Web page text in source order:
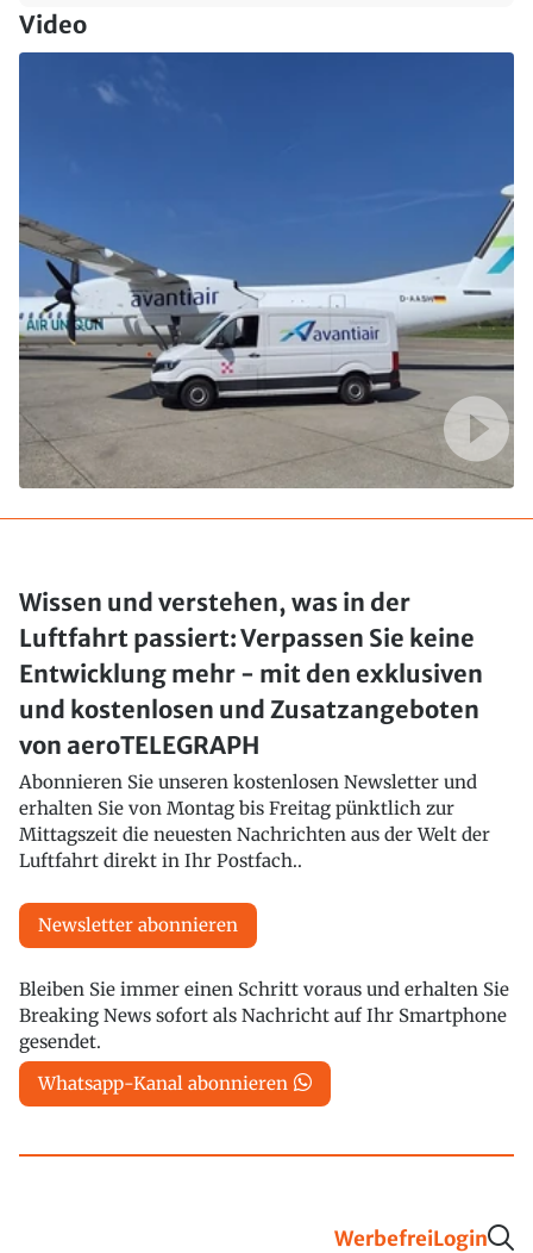
Video
Wissen und verstehen, was in der
Luftfahrt passiert: Verpassen Sie keine
Entwicklung mehr - mit den exklusiven
und kostenlosen und Zusatzangeboten
von aeroTELEGRAPH
Abonnieren Sie unseren kostenlosen Newsletter und
erhalten Sie von Montag bis Freitag pünktlich zur
Mittagszeit die neuesten Nachrichten aus der Welt der
Luftfahrt direkt in Ihr Postfach..
Newsletter abonnieren
Bleiben Sie immer einen Schritt voraus und erhalten Sie
Breaking News sofort als Nachricht auf Ihr Smartphone
gesendet.
Whatsapp-Kanal abonnieren
WerbefreiLogin